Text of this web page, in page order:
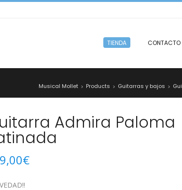
TIENDA CONTACTO
Musical Mollet > Products > Guitarras y bajos >
Admira Paloma
€